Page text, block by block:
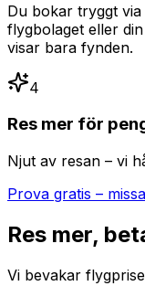
Du bokar tryggt
flygbolaget eller
visar bara fynden.
4
Res mer för
Njut av resan – vi
Prova gratis –
Res mer,
Vi bevakar